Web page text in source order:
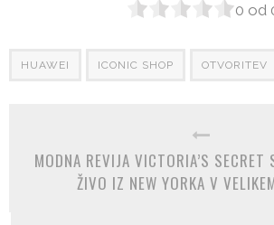
0 od
HUAWEI ICONIC SHOP OTVORITEV
MODNA REVIJA VICTORIA’S SECRET
ŽIVO IZ NEW YORKA V